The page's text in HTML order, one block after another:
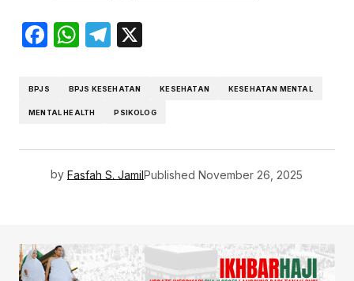
Facebook
WhatsApp
Telegram
BPJS BPJS KESEHATAN KESEHATAN KESEHATAN MENTAL
MENTAL HEALTH PSIKOLOG
by Fasfah S. JamilPublished November 26, 2025